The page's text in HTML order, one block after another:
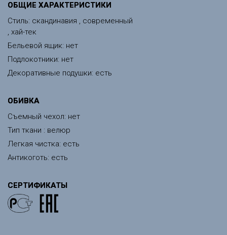
ОБЩИЕ ХАРАКТЕРИСТИКИ
Стиль: скандинавия , современный
, хай-тек
Бельевой ящик: нет
Подлокотники: нет
Декоративные подушки: есть
ОБИВКА
Съемный чехол: нет
Тип ткани : велюр
Легкая чистка: есть
Антикоготь: есть
СЕРТИФИКАТЫ